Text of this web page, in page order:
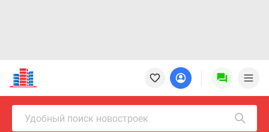
Новостройки
Квартиры
Ипотека
Новостройки
МосквыУдобный поиск новостроек